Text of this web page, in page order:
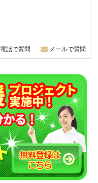
電話で質問 メールで質問